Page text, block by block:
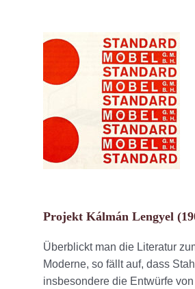
Projekt Kálmán Lengyel
Überblickt man die Literatur
Moderne, so fällt auf, dass
insbesondere die Entwürfe